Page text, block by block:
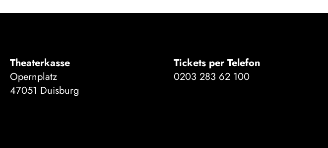
Theaterkasse
Opernplatz
47051 Duisburg
Tickets per Telefon
0203 283 62 100